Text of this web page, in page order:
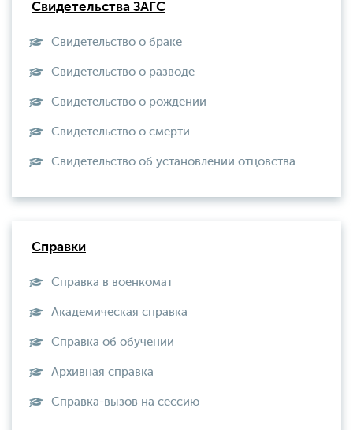
Свидетельства ЗАГС
Свидетельство о браке
Свидетельство о разводе
Свидетельство о рождении
Свидетельство о смерти
Свидетельство об установлении отцовства
Справки
Справка в военкомат
Академическая справка
Справка об обучении
Архивная справка
Справка-вызов на сессию